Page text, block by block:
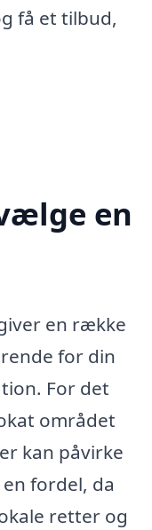
få et tilbud,
en
en række
for din
For det
området
kan påvirke
fordel, da
retter og